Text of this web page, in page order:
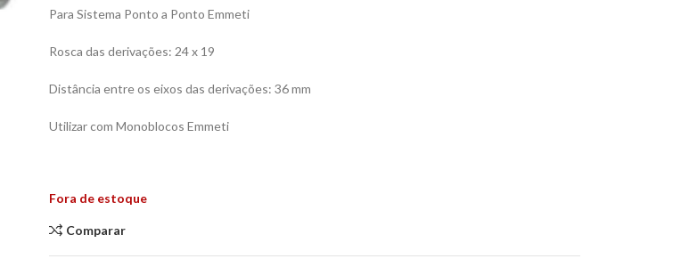
Para Sistema Ponto a Ponto Emmeti
Rosca das derivações: 24 x 19
Distância entre os eixos das derivações: 36 mm
Utilizar com Monoblocos Emmeti
Fora de estoque
Comparar